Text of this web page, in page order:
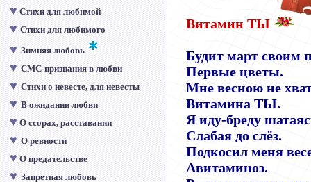
♥ Стихи для любимой
♥ Стихи для любимого
♥ Зимняя любовь
♥ СМС-признания в любви
♥ Стихи о невесте, для невесты
♥ В ожидании любви
♥ О ссорах, расставании
♥ О ревности
♥ О предательстве
♥ Запретная любовь
Витамин ТЫ
Будит март своим
Первые цветы.
Мне весною не
Витамина ТЫ.
Я иду-бреду
Слабая до слёз.
Подкосил меня
Авитаминоз.